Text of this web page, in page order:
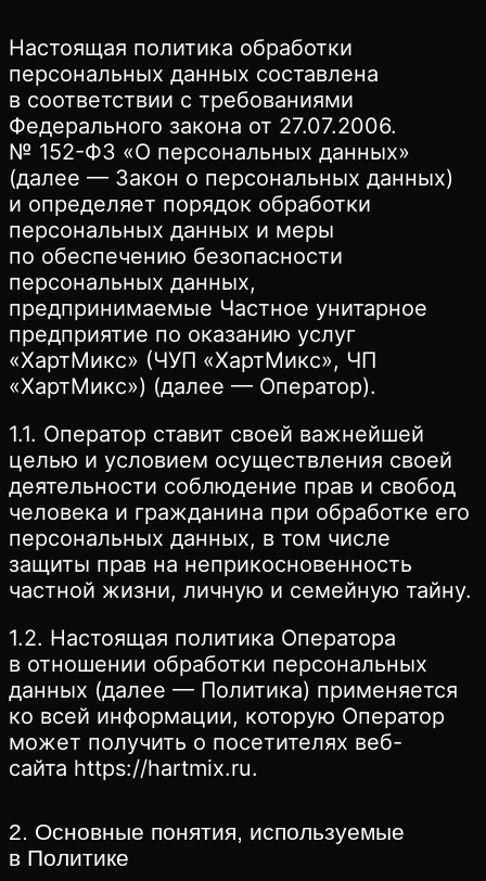
Настоящая политика обработки
персональных данных составлена
в соответствии с требованиями
Федерального закона от 27.07.2006.
№ 152-ФЗ «О персональных данных»
(далее — Закон о персональных данных)
и определяет порядок обработки
персональных данных и меры
по обеспечению безопасности
персональных данных,
предпринимаемые Частное унитарное
предприятие по оказанию услуг
«ХартМикс» (ЧУП «ХартМикс», ЧП
«ХартМикс») (далее — Оператор).
1.1. Оператор ставит своей важнейшей
целью и условием осуществления своей
деятельности соблюдение прав и свобод
человека и гражданина при обработке его
персональных данных, в том числе
защиты прав на неприкосновенность
частной жизни, личную и семейную тайну.
1.2. Настоящая политика Оператора
в отношении обработки персональных
данных (далее — Политика) применяется
ко всей информации, которую Оператор
может получить о посетителях веб-
сайта https://hartmix.ru.
2. Основные понятия, используемые
в Политике